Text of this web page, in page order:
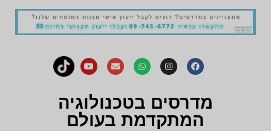
מדרסים בטכנולוגיה
המתקדמת בעולם